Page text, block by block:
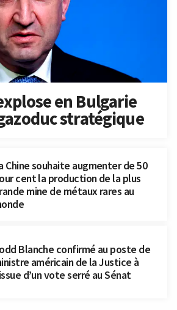
en Bulgarie
stratégique
Chine souhaite augmenter de 50
cent la production de la plus
mine de métaux rares au
Blanche confirmé au poste de
américain de la Justice à
d’un vote serré au Sénat